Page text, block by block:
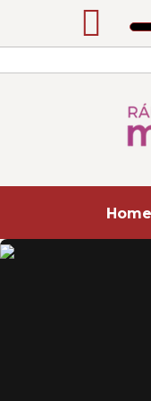
Rádio Mogi Mix
Home